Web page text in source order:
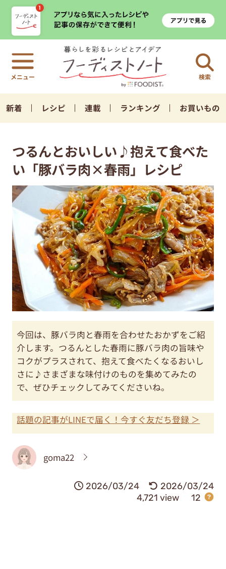
検索
新着 レシピ 連載 ランキング お買いもの
つるんとおいしい♪抱えて食べた
い「豚バラ肉×春雨」レシピ
今回は、豚バラ肉と春雨を合わせたおかずをご紹
介します。つるんとした春雨に豚バラ肉の旨味や
コクがプラスされて、抱えて食べたくなるおいし
さに♪さまざまな味付けのものを集めてみたの
で、ぜひチェックしてみてくださいね。
話題の記事がLINEで届く！今すぐ友だち登録 ＞
goma22
2026/03/24
2026/03/24
4,721 view
12